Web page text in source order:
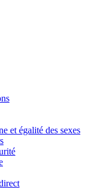
et égalité des sexes